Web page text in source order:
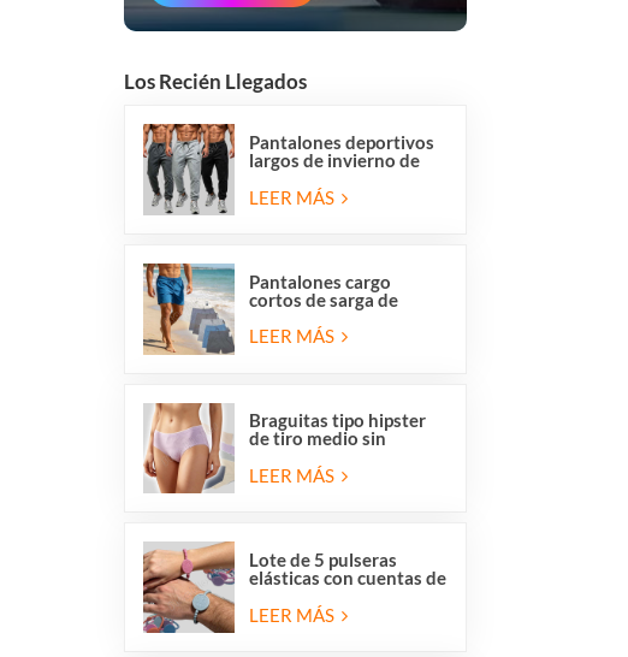
Los Recién Llegados
Pantalones deportivos
largos de invierno de
forro polar para hombre
de Overstock, corte
LEER MÁS
Pantalones cargo
cortos de sarga de
algodón elástico para
hombre con 6 bolsillos
LEER MÁS
Braguitas tipo hipster
de tiro medio sin
y respetuosas con la
LEER MÁS
Lote de 5 pulseras
elásticas con cuentas de
Milagrosa de la Iglesia
LEER MÁS